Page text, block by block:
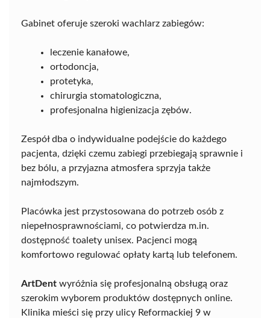
Gabinet oferuje szeroki wachlarz zabiegów:
leczenie kanałowe,
ortodoncja,
protetyka,
chirurgia stomatologiczna,
profesjonalna higienizacja zębów.
Zespół dba o indywidualne podejście do każdego
pacjenta, dzięki czemu zabiegi przebiegają sprawnie i
bez bólu, a przyjazna atmosfera sprzyja także
najmłodszym.
Placówka jest przystosowana do potrzeb osób z
niepełnosprawnościami, co potwierdza m.in.
dostępność toalety unisex. Pacjenci mogą
komfortowo regulować opłaty kartą lub telefonem.
ArtDent wyróżnia się profesjonalną obsługą oraz
szerokim wyborem produktów dostępnych online.
Klinika mieści się przy ulicy Reformackiej 9 w